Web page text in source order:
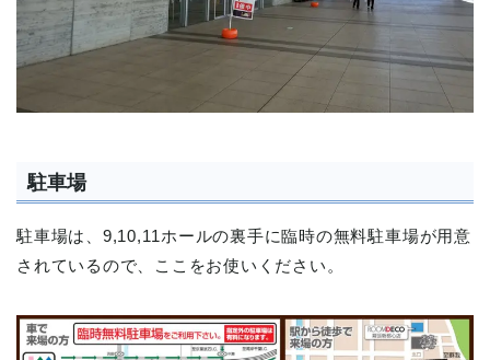
駐車場
駐車場は、9,10,11ホールの裏手に臨時の無料駐車場が用意
されているので、ここをお使いください。